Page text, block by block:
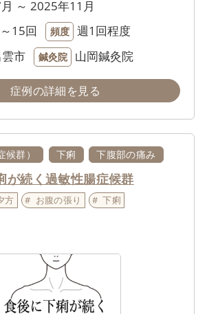
～ 2025年11月
15回 頻度 週1回程度
市 鍼灸院 山岡鍼灸院
症例の詳細を見る
群） 下痢 下腹部の痛み
が続く過敏性腸症候群
方 お腹の張り
下痢